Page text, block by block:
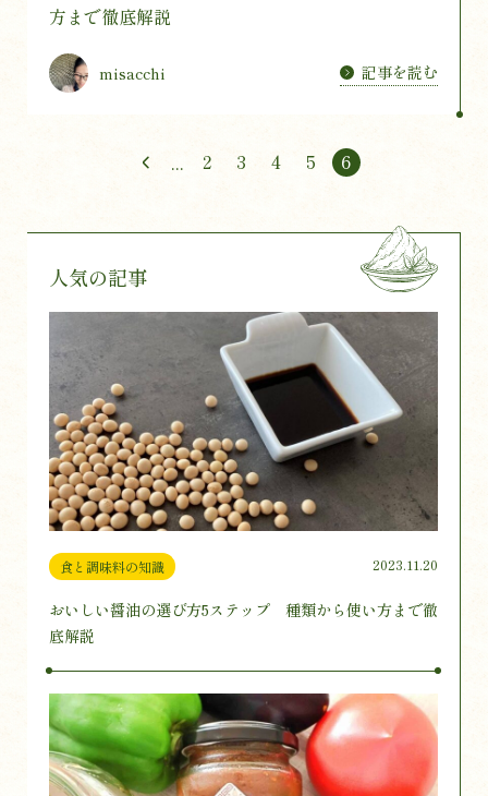
方まで徹底解説
misacchi 記事を読む
... 2 3 4 5 6
人気の記事
食と調味料の知識 2023.11.20
おいしい醤油の選び方5ステップ 種類から使い方まで徹
底解説